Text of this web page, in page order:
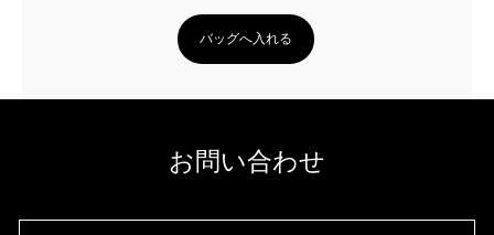
バッグへ入れる
お問い合わせ